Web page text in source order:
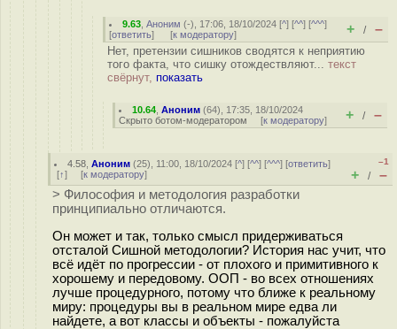
9.63 ,Аноним (-), 17:06, 18/10/2024 [^] [^^] [^^^]
[ответить] [к модератору] + / –
Нет, претензии сишников сводятся к неприятию
того факта, что сишку отождествляют... текст
свёрнут, показать
10.64 ,Аноним (64), 17:35, 18/10/2024
Скрыто ботом-модератором [к модератору] + / –
4.58 ,Аноним (25), 11:00, 18/10/2024 [^] [^^] [^^^] [ответить]
[↑] [к модератору]
–1
+ / –
> Философия и методология разработки
принципиально отличаются.
Он может и так, только смысл придерживаться
отсталой Сишной методологии? История нас учит, что
всё идёт по прогрессии - от плохого и примитивного к
хорошему и передовому. ООП - во всех отношениях
лучше процедурного, потому что ближе к реальному
миру: процедуры вы в реальном мире едва ли
найдете, а вот классы и объекты - пожалуйста